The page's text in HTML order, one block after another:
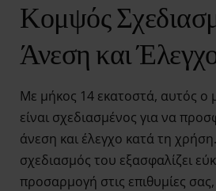
Κομψός
Άνεση και
Με μήκος 14 εκατοστά, αυτός ο
είναι σχεδιασμένος για να
άνεση και έλεγχο κατά τη
σχεδιασμός του εξασφαλίζει
προσαρμογή στις επιθυμίες